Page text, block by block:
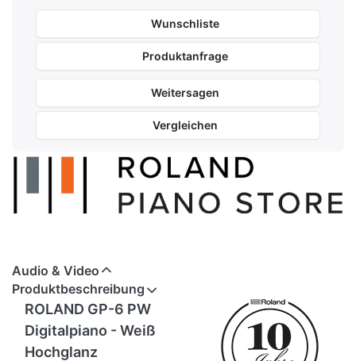
Wunschliste
Produktanfrage
Weitersagen
Vergleichen
Audio & Video
Produktbeschreibung
ROLAND GP-6 PW
Digitalpiano - Weiß
Hochglanz